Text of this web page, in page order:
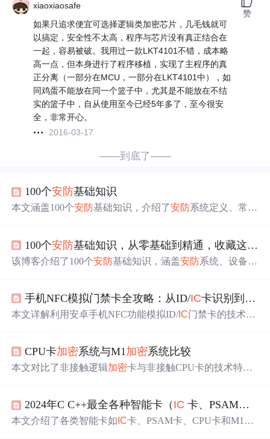
xiaoxiaosafe
如果只追求便宜可选择逻辑类加密芯片，几毛钱就可
以搞定，安全性不太高，程序与芯片没有真正结合在
一起，容易被破。我用过一款LKT4101不错，成本略
高一点，但本身进行了程序移植，实现了主程序的真
正分离（一部分在MCU，一部分在LKT4101中），如
同鸡蛋不能放在同一个篮子中，尤其是不能放在不结
实的篮子中，自从使用至今已经5年多了，至今很安
全，非常开心。
2016-03-17
赞
——到底了——
100个安防基础知识
本文涵盖100个安防基础知识，介绍了安防系统定义、常见
置、监控录像检索；以及系统防护，如防雷、防黑客攻击
等内容。
100个安防基础知识，从零基础到精通，收藏这篇就够了！
该博客介绍了100个安防基础知识，涵盖安防系统、设备、
络安全防护及提供网络安全学习资源包。
手机NFC模拟门禁卡全攻略：从ID/IC卡识别到 加密
本文详解利用安卓手机NFC功能模拟ID/IC门禁卡的技术路
解、CUID/FUID卡测试写入，以及安全模拟至手机钱包的
完整流程。强调仅限合法授权卡片操作，规避防火墙检测
CPU卡加密系统与M1 加密系统比较
本文对比了非接触逻辑加密卡与非接触CPU卡的技术特点
不同，大大提升了安全性，更适合现代支付系统的安全需
求。
2024年C C++最全各种智能卡（ IC 卡、PSAM卡、CPU卡、M1卡、CPC卡，2024年最新开发这么久这些问题都不会
本文介绍了各类智能卡如 IC卡、PSAM卡、CPU卡和M1卡